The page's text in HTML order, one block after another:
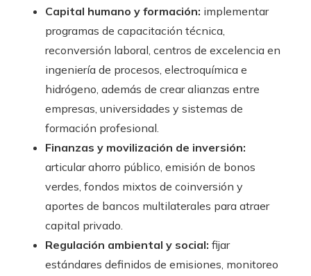
Capital humano y formación: implementar
programas de capacitación técnica,
reconversión laboral, centros de excelencia en
ingeniería de procesos, electroquímica e
hidrógeno, además de crear alianzas entre
empresas, universidades y sistemas de
formación profesional.
Finanzas y movilización de inversión:
articular ahorro público, emisión de bonos
verdes, fondos mixtos de coinversión y
aportes de bancos multilaterales para atraer
capital privado.
Regulación ambiental y social: fijar
estándares definidos de emisiones, monitoreo